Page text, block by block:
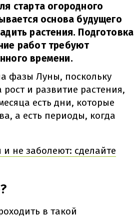
старта огородного
основа будущего
растения. Подготовка
работ требуют
времени.
фазы Луны, поскольку
и развитие растения,
есть дни, которые
а есть периоды, когда
не заболеют: сделайте
в такой